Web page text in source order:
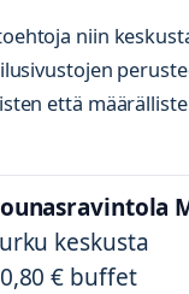
niin
että
keskusta
€ buffet